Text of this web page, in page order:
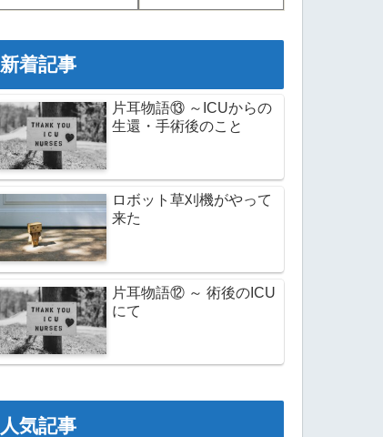
新着記事
片耳物語⑬ ～ICUからの
生還・手術後のこと
ロボット草刈機がやって
来た
片耳物語⑫ ～ 術後のICU
にて
人気記事